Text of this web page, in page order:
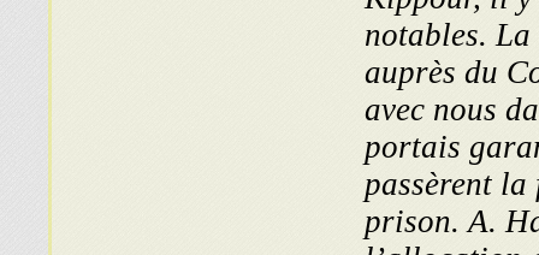
notables.
auprès du
avec nous
portais
passèrent
prison. A.